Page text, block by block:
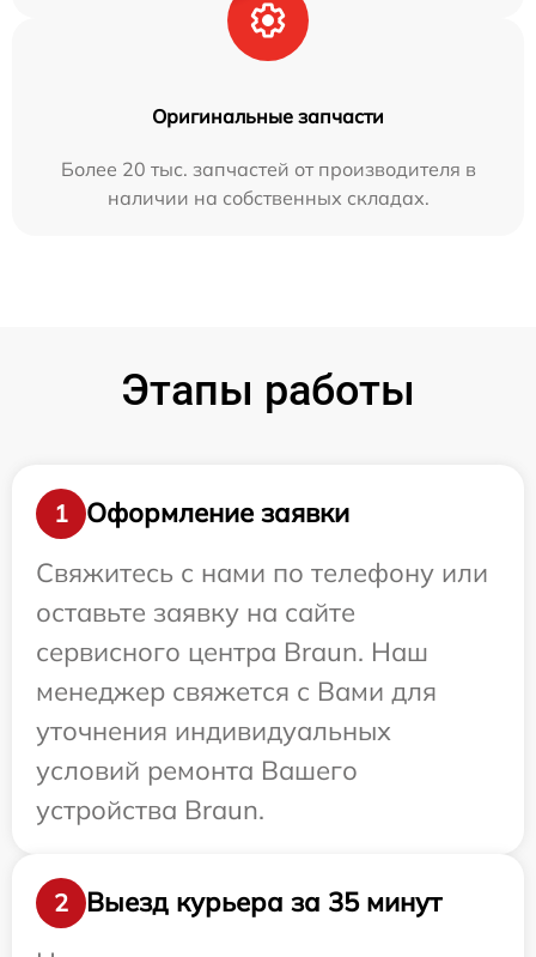
Оригинальные запчасти
Более 20 тыс. запчастей от производителя в
наличии на собственных складах.
Этапы работы
1
Оформление заявки
Свяжитесь с нами по телефону или
оставьте заявку на сайте
сервисного центра Braun. Наш
менеджер свяжется с Вами для
уточнения индивидуальных
условий ремонта Вашего
устройства Braun.
2
Выезд курьера за 35 минут